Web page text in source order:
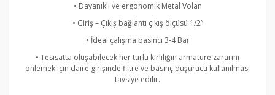
• Dayanıklı ve ergonomik Metal Volan
• Giriş – Çıkış bağlantı çıkış ölçüsü 1/2”
• İdeal çalışma basıncı 3-4 Bar
• Tesisatta oluşabilecek her türlü kirliliğin armatüre zararını
önlemek için daire girişinde filtre ve basınç düşürücü kullanılması
tavsiye edilir.